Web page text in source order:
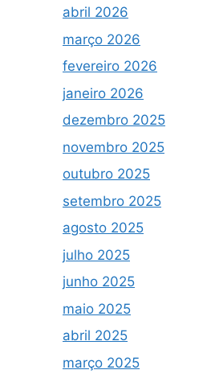
abril 2026
março 2026
fevereiro 2026
janeiro 2026
dezembro 2025
novembro 2025
outubro 2025
setembro 2025
agosto 2025
julho 2025
junho 2025
maio 2025
abril 2025
março 2025